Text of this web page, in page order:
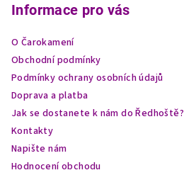
Informace pro vás
O Čarokamení
Obchodní podmínky
Podmínky ochrany osobních údajů
Doprava a platba
Jak se dostanete k nám do Ředhoště?
Kontakty
Napište nám
Hodnocení obchodu